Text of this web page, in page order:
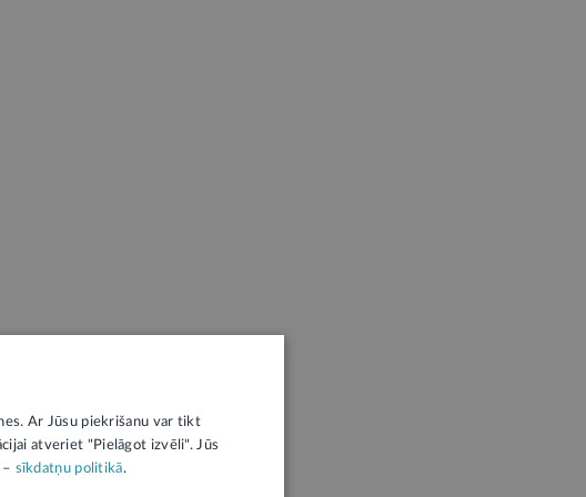
Ar Jūsu piekrišanu var tikt
atveriet "Pielāgot izvēli". Jūs
sīkdatņu politikā.